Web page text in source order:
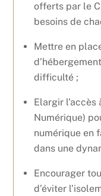
offerts par le
besoins de
Mettre en
difficulté ;
Elargir l’accès
Numérique)
numérique en
dans une
Encourager
d’éviter